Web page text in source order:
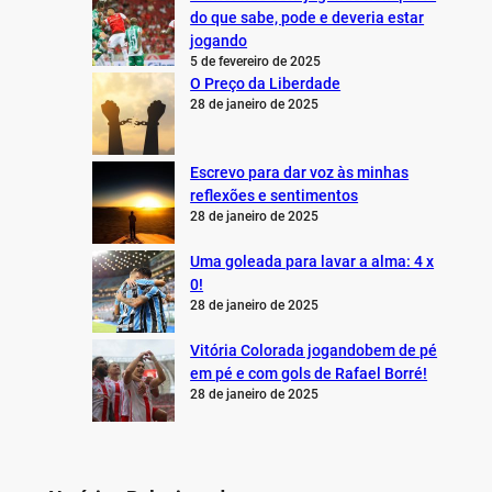
do que sabe, pode e deveria estar
jogando
5 de fevereiro de 2025
O Preço da Liberdade
28 de janeiro de 2025
Escrevo para dar voz às minhas
reflexões e sentimentos
28 de janeiro de 2025
Uma goleada para lavar a alma: 4 x
0!
28 de janeiro de 2025
Vitória Colorada jogandobem de pé
em pé e com gols de Rafael Borré!
28 de janeiro de 2025